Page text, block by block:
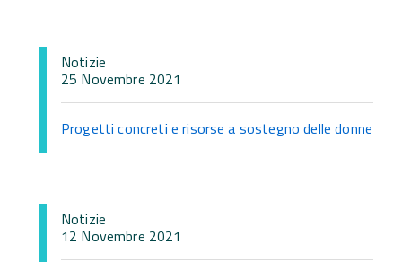
Notizie
25 Novembre 2021
Progetti concreti e risorse a sostegno delle donne
Notizie
12 Novembre 2021